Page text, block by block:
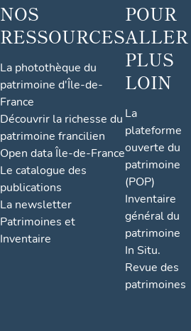
NOS
RESSOURCES
La photothèque du
patrimoine d'Île-de-
France
Découvrir la richesse du
patrimoine francilien
Open data Île-de-France
Le catalogue des
publications
La newsletter
Patrimoines et
Inventaire
POUR
ALLER
PLUS
LOIN
La
plateforme
ouverte du
patrimoine
(POP)
Inventaire
général du
patrimoine
In Situ.
Revue des
patrimoines